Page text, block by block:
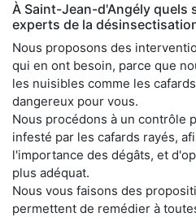
À Saint-Jean-d'Angély quels
experts de la
Nous proposons des
qui en ont besoin, parce que
les nuisibles comme les
dangereux pour vous.
Nous procédons à un contrôle
infesté par les cafards rayés,
l'importance des dégâts, et
plus adéquat.
Nous vous faisons des
permettent de remédier à